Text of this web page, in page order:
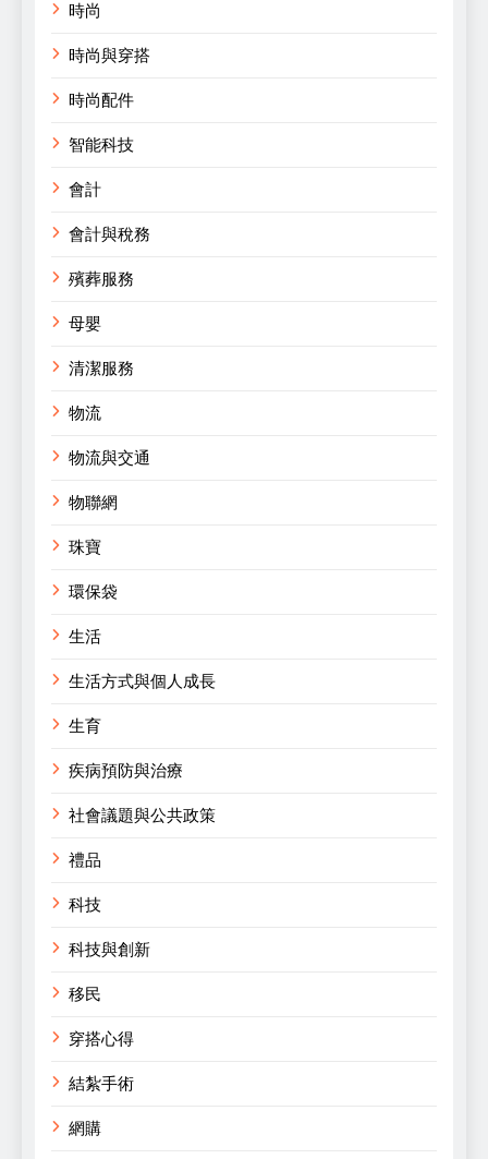
時尚
時尚與穿搭
時尚配件
智能科技
會計
會計與稅務
殯葬服務
母嬰
清潔服務
物流
物流與交通
物聯網
珠寶
環保袋
生活
生活方式與個人成長
生育
疾病預防與治療
社會議題與公共政策
禮品
科技
科技與創新
移民
穿搭心得
結紮手術
網購